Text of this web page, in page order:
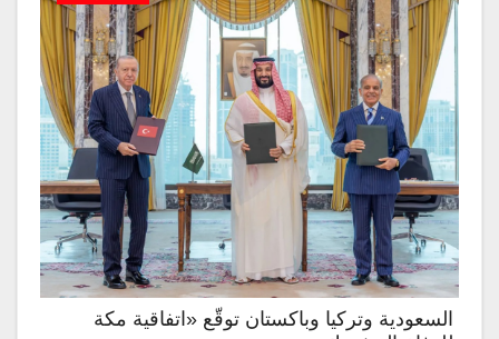
السعودية وتركيا وباكستان توقّع «اتفاقية مكة